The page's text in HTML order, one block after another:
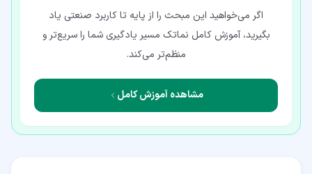
اگر می‌خواهید این مبحث را از پایه تا کاربرد صنعتی یاد
بگیرید، آموزش کامل نماتک مسیر یادگیری شما را سریع‌تر و
منظم‌تر می‌کند.
مشاهده آموزش کامل